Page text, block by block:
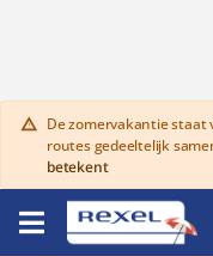
warning De zomervakantie
routes gedeeltelijk
betekent